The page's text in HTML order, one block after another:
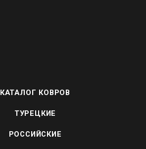
КАТАЛОГ КОВРОВ
ТУРЕЦКИЕ
РОССИЙСКИЕ